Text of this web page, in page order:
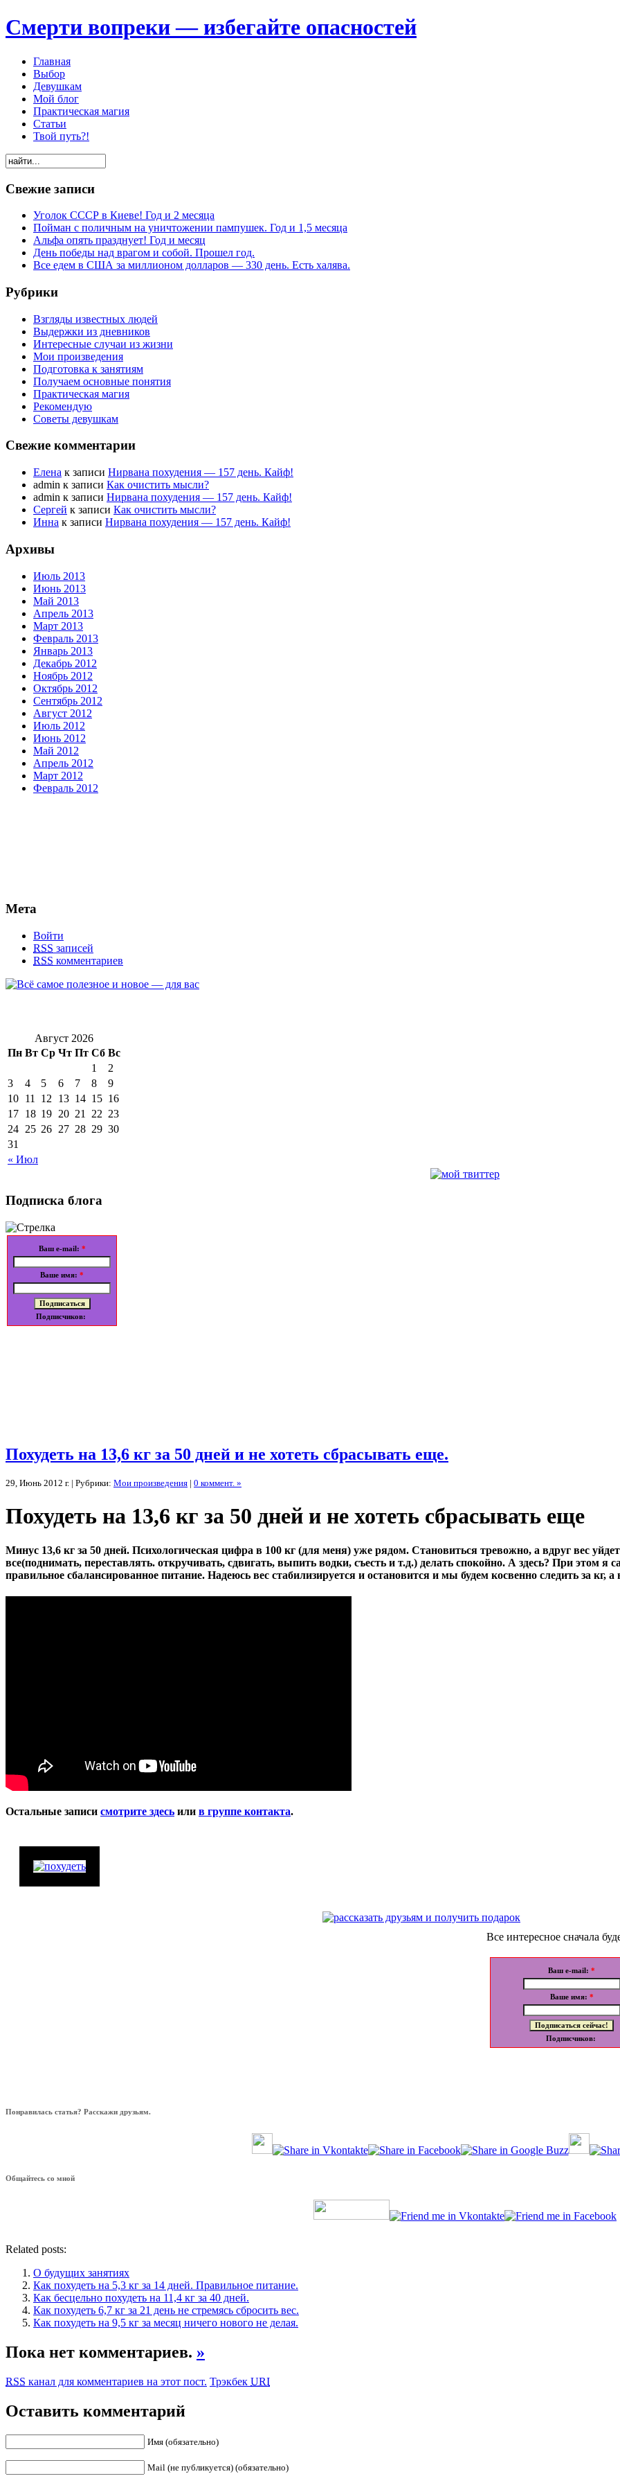
Смерти вопреки — избегайте опасностей
Главная
Выбор
Девушкам
Мой блог
Практическая магия
Статьи
Твой путь?!
Свежие записи
Уголок СССР в Киеве! Год и 2 месяца
Пойман с поличным на уничтожении пампушек. Год и 1,5 месяца
Альфа опять празднует! Год и месяц
День победы над врагом и собой. Прошел год.
Все едем в США за миллионом долларов — 330 день. Есть халява.
Рубрики
Взгляды известных людей
Выдержки из дневников
Интересные случаи из жизни
Мои произведения
Подготовка к занятиям
Получаем основные понятия
Практическая магия
Рекомендую
Советы девушкам
Свежие комментарии
Елена к записи Нирвана похудения — 157 день. Кайф!
admin к записи Как очистить мысли?
admin к записи Нирвана похудения — 157 день. Кайф!
Сергей к записи Как очистить мысли?
Инна к записи Нирвана похудения — 157 день. Кайф!
Архивы
Июль 2013
Июнь 2013
Май 2013
Апрель 2013
Март 2013
Февраль 2013
Январь 2013
Декабрь 2012
Ноябрь 2012
Октябрь 2012
Сентябрь 2012
Август 2012
Июль 2012
Июнь 2012
Май 2012
Апрель 2012
Март 2012
Февраль 2012
Мета
Войти
RSS записей
RSS комментариев
Август 2026
Пн Вт Ср Чт Пт Сб Вс
« Июл
1
2
3
4 5 6 7 8
9
10 11 12 13 14 15 16
17 18 19 20 21 22 23
24 25 26 27 28 29 30
31
Подписка блога
Ваш e-mail: *
Ваше имя: *
Подписчиков:
Похудеть на 13,6 кг за 50 дней и не хотеть сбрасывать еще.
29, Июнь 2012 г. | Рубрики: Мои произведения | 0 коммент. »
Похудеть на 13,6 кг за 50 дней и не хотеть сбрасывать еще
Минус 13,6 кг за 50 дней. Психологическая цифра в 100 кг (для меня) уже рядом. Становиться тревожно, а вдруг вес
все(поднимать, переставлять. откручивать, сдвигать, выпить водки, съесть и т.д.) делать спокойно. А здесь? При этом я
правильное сбалансированное питание. Надеюсь вес стабилизируется и остановится и мы будем косвенно следить за кг,
Остальные записи смотрите здесь или в группе контакта.
Все интересное сначала
Ваш e-mail: *
Ваше имя: *
Подписчиков:
Понравилась статья? Расскажи друзьям.
Общайтесь со мной
Related posts:
О будущих занятиях
Как похудеть на 5,3 кг за 14 дней. Правильное питание.
Как бесцельно похудеть на 11,4 кг за 40 дней.
Как похудеть 6,7 кг за 21 день не стремясь сбросить вес.
Как похудеть на 9,5 кг за месяц ничего нового не делая.
Пока нет комментариев. »
RSS канал для комментариев на этот пост. Трэкбек URI
Оставить комментарий
Имя (обязательно)
Mail (не публикуется) (обязательно)